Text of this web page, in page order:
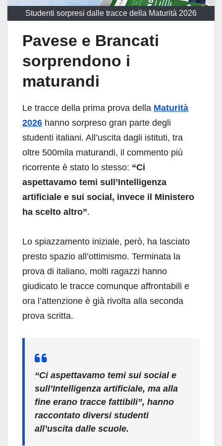
Studenti sorpresi dalle tracce della Maturità 2026
Pavese e Brancati
sorprendono i
maturandi
Le tracce della prima prova della Maturità
2026 hanno sorpreso gran parte degli
studenti italiani. All’uscita dagli istituti, tra
oltre 500mila maturandi, il commento più
ricorrente è stato lo stesso: “Ci
aspettavamo temi sull’Intelligenza
artificiale e sui social, invece il Ministero
ha scelto altro”.
Lo spiazzamento iniziale, però, ha lasciato
presto spazio all’ottimismo. Terminata la
prova di italiano, molti ragazzi hanno
giudicato le tracce comunque affrontabili e
ora l’attenzione è già rivolta alla seconda
prova scritta.
“Ci aspettavamo temi sui social e
sull’Intelligenza artificiale, ma alla
fine erano tracce fattibili”, hanno
raccontato diversi studenti
all’uscita dalle scuole.